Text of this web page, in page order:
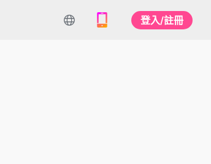
登入/註冊